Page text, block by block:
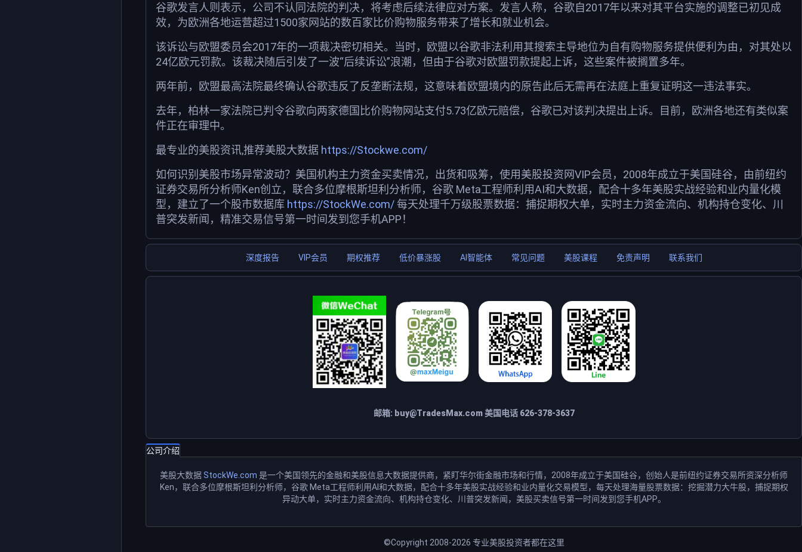
谷歌发言人则表示，公司不认同法院的判决，将考虑后续法律应对方案。发言人称，谷歌自2017年以来对其平台实施的调整已初见成
效，为欧洲各地运营超过1500家网站的数百家比价购物服务带来了增长和就业机会。
该诉讼与欧盟委员会2017年的一项裁决密切相关。当时，欧盟以谷歌非法利用其搜索主导地位为自有购物服务提供便利为由，对其处以
24亿欧元罚款。该裁决随后引发了一波“后续诉讼”浪潮，但由于谷歌对欧盟罚款提起上诉，这些案件被搁置多年。
两年前，欧盟最高法院最终确认谷歌违反了反垄断法规，这意味着欧盟境内的原告此后无需再在法庭上重复证明这一违法事实。
去年，柏林一家法院已判令谷歌向两家德国比价购物网站支付5.73亿欧元赔偿，谷歌已对该判决提出上诉。目前，欧洲各地还有类似案
件正在审理中。
最专业的美股资讯,推荐美股大数据 https://Stockwe.com/
如何识别美股市场异常波动？美国机构主力资金买卖情况，出货和吸筹，使用美股投资网VIP会员，2008年成立于美国硅谷，由前纽约
证券交易所分析师Ken创立，联合多位摩根斯坦利分析师，谷歌 Meta工程师利用AI和大数据，配合十多年美股实战经验和业内量化模
型，建立了一个股市数据库 https://StockWe.com/每天处理千万级股票数据：捕捉期权大单，实时主力资金流向、机构持仓变化、川
普突发新闻，精准交易信号第一时间发到您手机APP！
深度报告 VIP会员 期权推荐 低价暴涨股 AI智能体 常见问题 美股课程 免责声明 联系我们
邮箱: buy@TradesMax.com美国电话 626-378-3637
公司介绍
美股大数据StockWe.com 是一个美国领先的金融和美股信息大数据提供商，紧盯华尔街金融市场和行情，2008年成立于美国硅谷，创始人是前纽约证券交易所资深分析师
Ken，联合多位摩根斯坦利分析师，谷歌 Meta工程师利用AI和大数据，配合十多年美股实战经验和业内量化交易模型，每天处理海量股票数据：挖掘潜力大牛股，捕捉期权
异动大单，实时主力资金流向、机构持仓变化、川普突发新闻，美股买卖信号第一时间发到您手机APP。
©Copyright 2008-2026 专业美股投资者都在这里